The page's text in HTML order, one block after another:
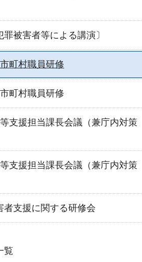
被害者等による講演〕
町村職員研修
町村職員研修
支援担当課長会議（兼庁内対策
支援担当課長会議（兼庁内対策
支援に関する研修会
覧